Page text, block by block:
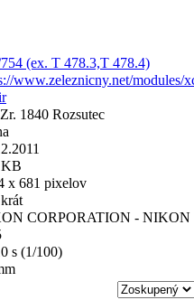
(ex. T 478.3,T 478.4)
www.zeleznicny.net/modules/
1840 Rozsutec
KB
x 681 pixelov
CORPORATION - NIKON
s (1/100)